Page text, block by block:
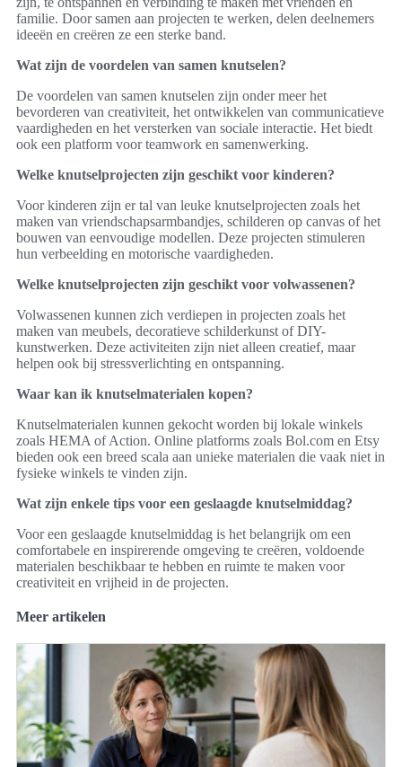
familie. Door samen aan projecten te werken, delen deelnemers
ideeën en creëren ze een sterke band.
Wat zijn de voordelen van samen knutselen?
De voordelen van samen knutselen zijn onder meer het
bevorderen van creativiteit, het ontwikkelen van communicatieve
vaardigheden en het versterken van sociale interactie. Het biedt
ook een platform voor teamwork en samenwerking.
Welke knutselprojecten zijn geschikt voor kinderen?
Voor kinderen zijn er tal van leuke knutselprojecten zoals het
maken van vriendschapsarmbandjes, schilderen op canvas of het
bouwen van eenvoudige modellen. Deze projecten stimuleren
hun verbeelding en motorische vaardigheden.
Welke knutselprojecten zijn geschikt voor volwassenen?
Volwassenen kunnen zich verdiepen in projecten zoals het
maken van meubels, decoratieve schilderkunst of DIY-
kunstwerken. Deze activiteiten zijn niet alleen creatief, maar
helpen ook bij stressverlichting en ontspanning.
Waar kan ik knutselmaterialen kopen?
Knutselmaterialen kunnen gekocht worden bij lokale winkels
zoals HEMA of Action. Online platforms zoals Bol.com en Etsy
bieden ook een breed scala aan unieke materialen die vaak niet in
fysieke winkels te vinden zijn.
Wat zijn enkele tips voor een geslaagde knutselmiddag?
Voor een geslaagde knutselmiddag is het belangrijk om een
comfortabele en inspirerende omgeving te creëren, voldoende
materialen beschikbaar te hebben en ruimte te maken voor
creativiteit en vrijheid in de projecten.
Meer artikelen